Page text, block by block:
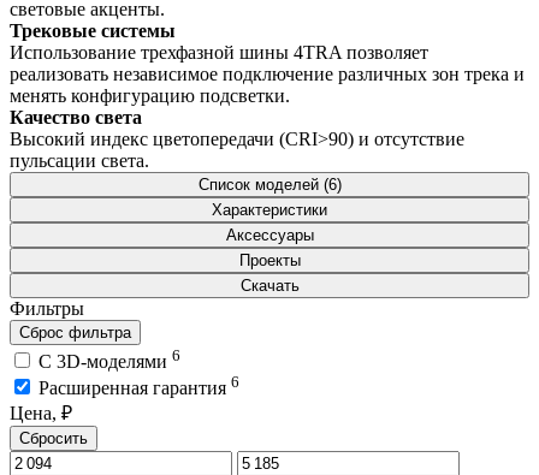
световые акценты.
Трековые системы
Использование трехфазной шины 4TRA позволяет
реализовать независимое подключение различных зон трека и
менять конфигурацию подсветки.
Качество света
Высокий индекс цветопередачи (CRI>90) и отсутствие
пульсации света.
Список моделей (6)
Характеристики
Аксессуары
Проекты
Скачать
Фильтры
Сброс фильтра
C 3D-моделями 6
Расширенная гарантия 6
Цена, ₽
Сбросить